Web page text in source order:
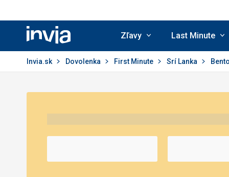
Invia.sk
Zľavy Last Minute
Invia.sk Dovolenka First Minute Srí Lanka